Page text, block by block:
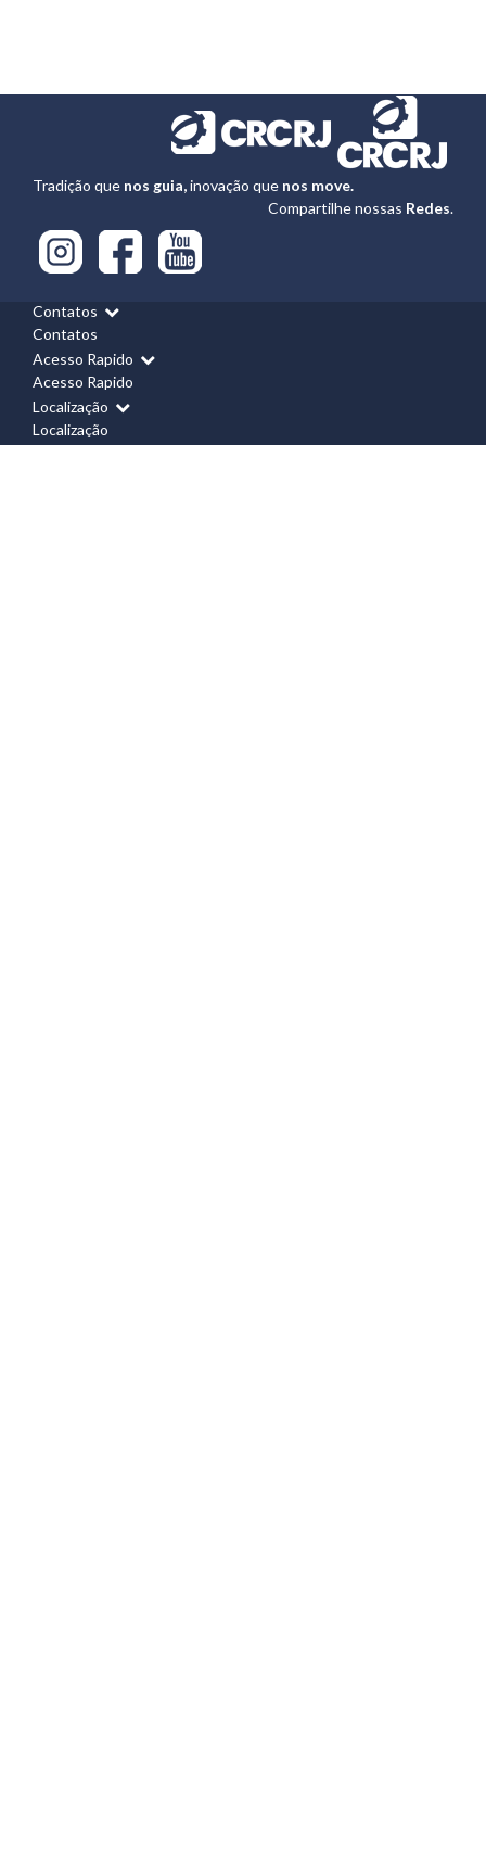
Tradição que nos guia,inovação que nos move.
Compartilhe nossas Redes.
Contatos
Contatos
Acesso Rapido
Acesso Rapido
Localização
Localização